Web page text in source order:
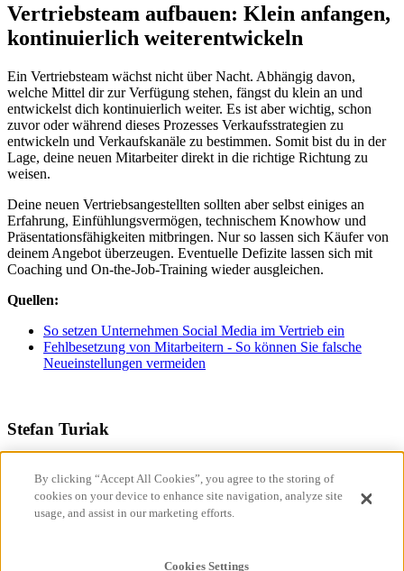
Vertriebsteam aufbauen: Klein anfangen,
kontinuierlich weiterentwickeln
Ein Vertriebsteam wächst nicht über Nacht. Abhängig davon,
welche Mittel dir zur Verfügung stehen, fängst du klein an und
entwickelst dich kontinuierlich weiter. Es ist aber wichtig, schon
zuvor oder während dieses Prozesses Verkaufsstrategien zu
entwickeln und Verkaufskanäle zu bestimmen. Somit bist du in der
Lage, deine neuen Mitarbeiter direkt in die richtige Richtung zu
weisen.
Deine neuen Vertriebsangestellten sollten aber selbst einiges an
Erfahrung, Einfühlungsvermögen, technischem Knowhow und
Präsentationsfähigkeiten mitbringen. Nur so lassen sich Käufer von
deinem Angebot überzeugen. Eventuelle Defizite lassen sich mit
Coaching und On-the-Job-Training wieder ausgleichen.
Quellen:
So setzen Unternehmen Social Media im Vertrieb ein
Fehlbesetzung von Mitarbeitern - So können Sie falsche
Neueinstellungen vermeiden
Stefan Turiak
Journalist in unterschiedlichen Bereichen für mehrere Agenturen
und Redaktionen. Zu seinen bevorzugten Themen gehören Online-
Marketing, digitale Trends, Internet of Things und Smart City-
By clicking “Accept All Cookies”, you agree to the storing of
cookies on your device to enhance site navigation, analyze site
usage, and assist in our marketing efforts.
Cookies Settings